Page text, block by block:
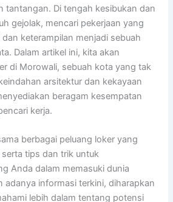
tantangan. Di tengah kesibukan dan
gejolak, mencari pekerjaan yang
keterampilan menjadi sebuah
Dalam artikel ini, kita akan
di Morowali, sebuah kota yang tak
arsitektur dan kekayaan
beragam kesempatan
kerja.
berbagai peluang loker yang
tips dan trik untuk
Anda dalam memasuki dunia
adanya informasi terkini, diharapkan
lebih dalam tentang potensi